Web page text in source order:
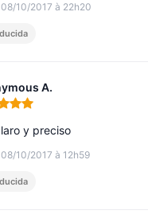
10/2017 à 22h20
A.
5 de 5
10/2017 à 12h59
y preciso